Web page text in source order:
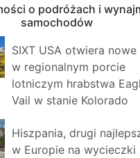
o podróżach i
samochodów
SIXT USA otwiera
w regionalnym porcie
lotniczym hrabstwa
Vail w stanie Kolorado
Hiszpania, drugi
w Europie na wycieczki